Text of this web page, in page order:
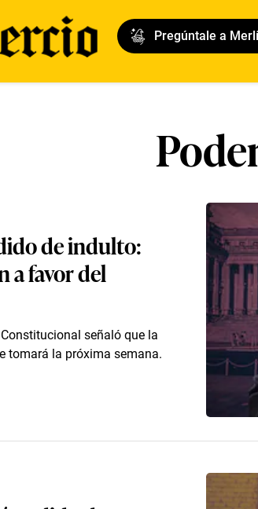
Pregúntale a
de indulto:
a favor del
señaló que la
tomará la próxima semana.